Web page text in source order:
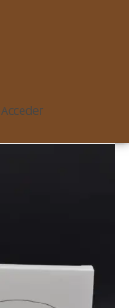
Acceder